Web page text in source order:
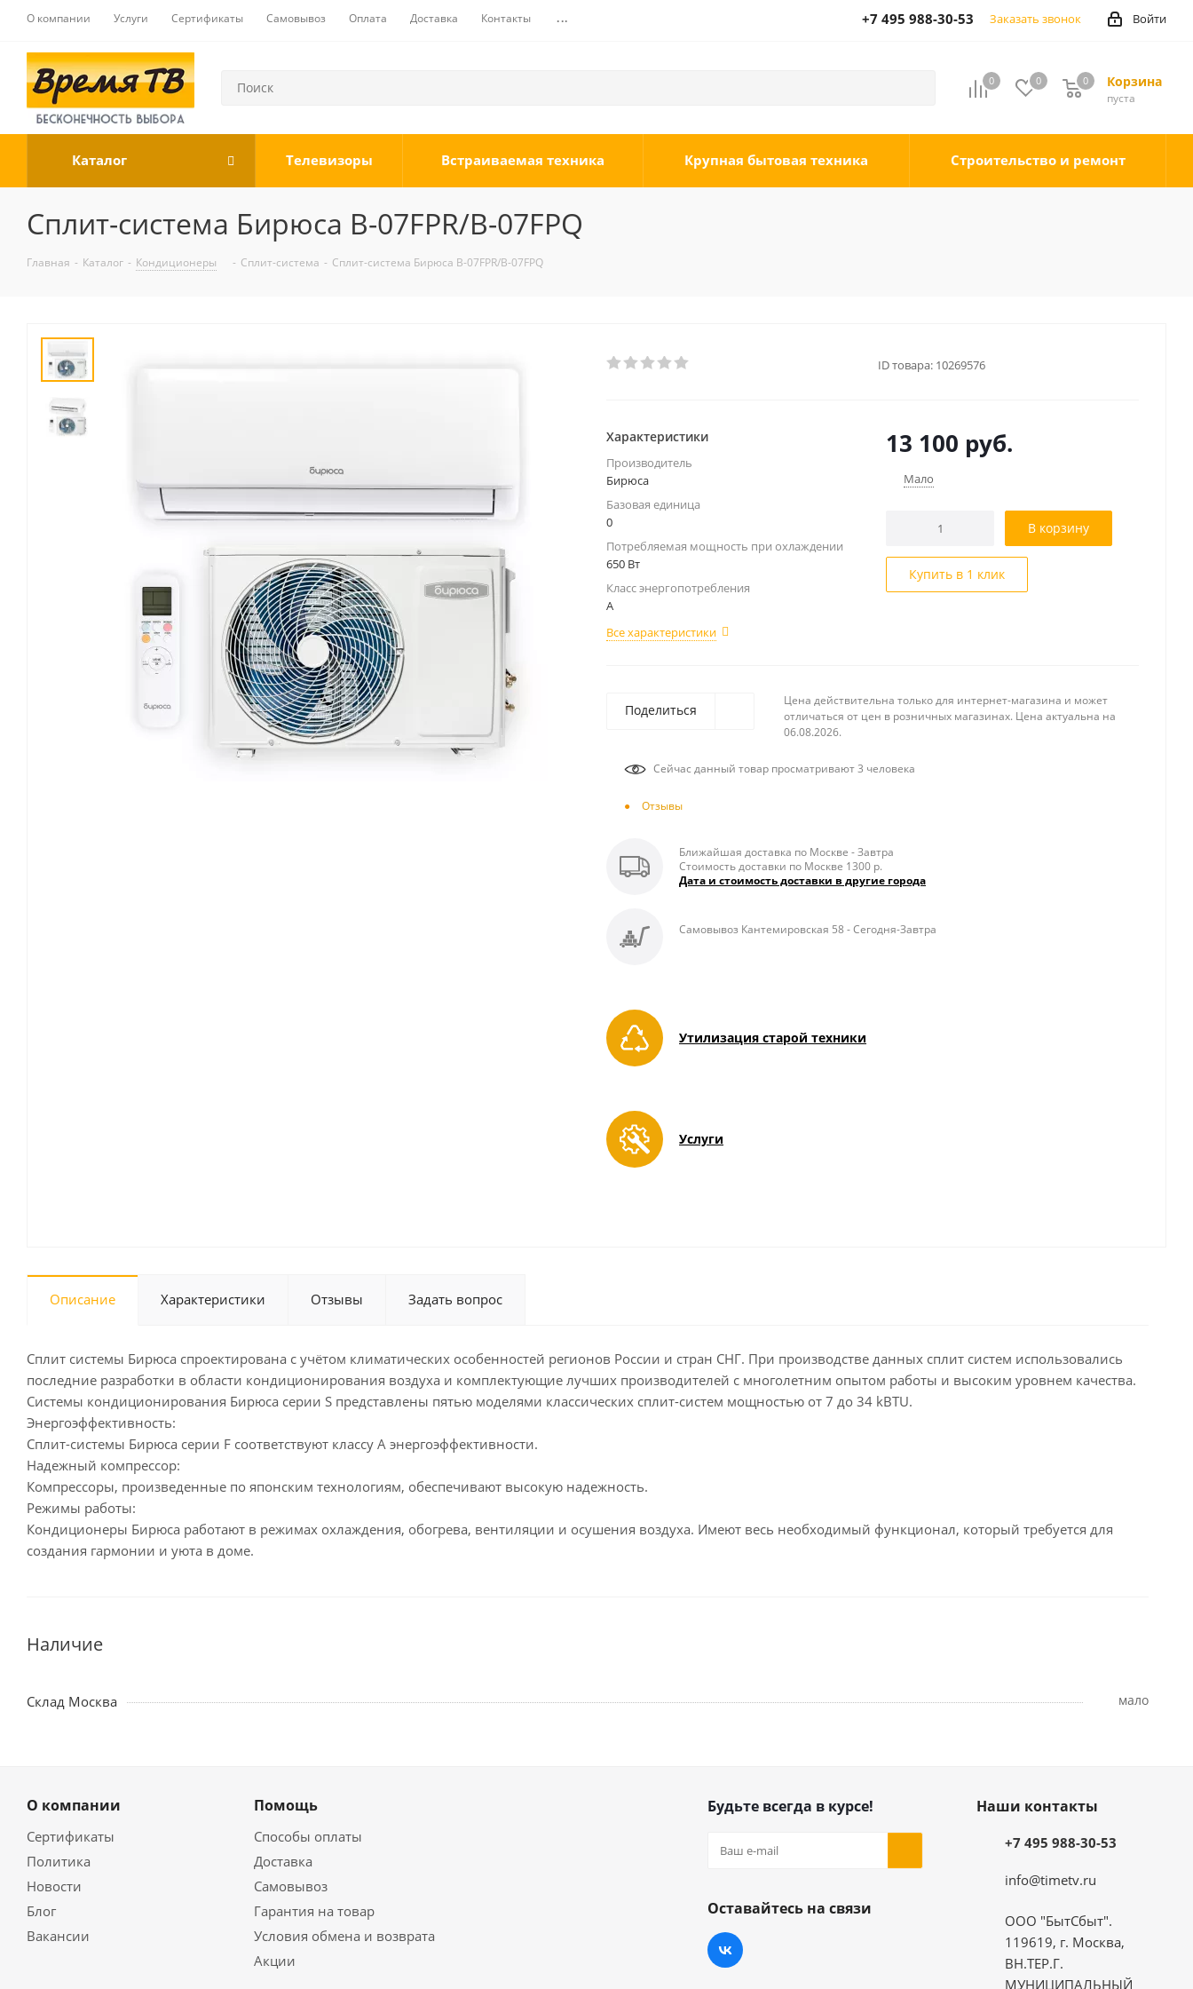
О компании Услуги Сертификаты Самовывоз Оплата Доставка Контакты ... Войти
+7 495 988-30-53 Заказать звонок
0 0 Корзина
0
пуста
0
Каталог Телевизоры Встраиваемая техника Крупная бытовая техника Строительство и ремонт
Сплит-система Бирюса B-07FPR/B-07FPQ
Главная - Каталог - Кондиционеры - Сплит-система - Сплит-система Бирюса B-07FPR/B-07FPQ
ID товара: 10269576
Характеристики
Производитель
Бирюса
Базовая единица
0
Потребляемая мощность при охлаждении
650 Вт
Класс энергопотребления
А
Все характеристики
13 100 руб.
Мало
В корзину
Купить в 1 клик
Поделиться
Цена действительна только для интернет-магазина и может
отличаться от цен в розничных магазинах. Цена актуальна на
06.08.2026.
Сейчас данный товар просматривают 3 человека
Отзывы
Ближайшая доставка по Москве - Завтра
Стоимость доставки по Москве 1300 р.
Дата и стоимость доставки в другие города
Самовывоз Кантемировская 58 - Сегодня-Завтра
Утилизация старой техники
Услуги
Описание Характеристики Отзывы Задать вопрос
Сплит системы Бирюса спроектирована с учётом климатических особенностей регионов России и стран СНГ. При производстве данных сплит систем использовались
последние разработки в области кондиционирования воздуха и комплектующие лучших производителей с многолетним опытом работы и высоким уровнем качества.
Системы кондиционирования Бирюса серии S представлены пятью моделями классических сплит-систем мощностью от 7 до 34 kBTU.
Энергоэффективность:
Сплит-системы Бирюса серии F соответствуют классу А энергоэффективности.
Надежный компрессор:
Компрессоры, произведенные по японским технологиям, обеспечивают высокую надежность.
Режимы работы:
Кондиционеры Бирюса работают в режимах охлаждения, обогрева, вентиляции и осушения воздуха. Имеют весь необходимый функционал, который требуется для
создания гармонии и уюта в доме.
Наличие
Склад Москва Мало
О компании
Сертификаты
Политика
Новости
Блог
Вакансии
Помощь
Способы оплаты
Доставка
Самовывоз
Гарантия на товар
Условия обмена и возврата
Акции
Будьте всегда в курсе!
Оставайтесь на связи
Наши контакты
+7 495 988-30-53
info@timetv.ru
ООО "БытСбыт".
119619, г. Москва,
ВН.ТЕР.Г.
МУНИЦИПАЛЬНЫЙ